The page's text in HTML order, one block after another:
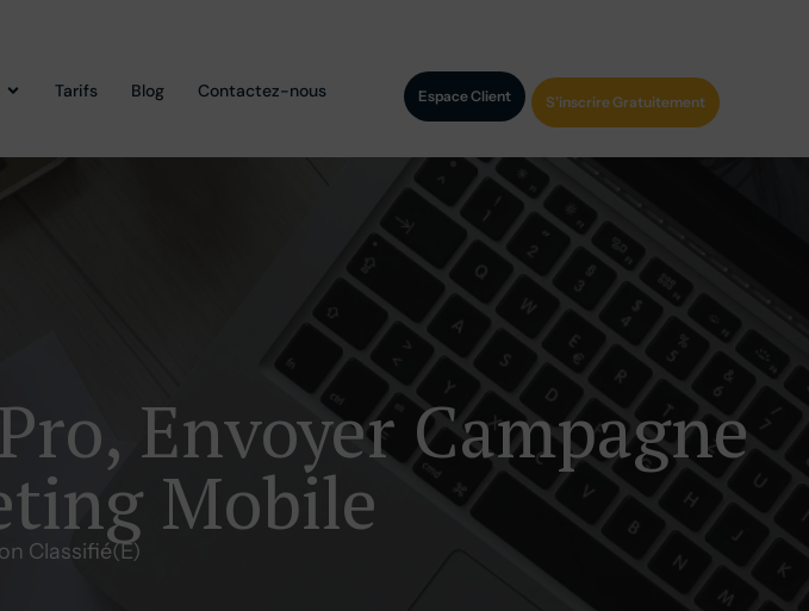
Tarifs Blog Contactez-nous Espace Client S'inscrire Gratuitement
Envoyer Campagne
Mobile
Classifié(e)